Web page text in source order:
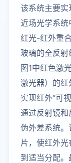
该系统主要
近场光学系统
红光-红外重
玻璃的全反
图1中红色激
激光器）的
实现红外“可
通过反射镜和
伪外差系统
片，使红外
到适当分配